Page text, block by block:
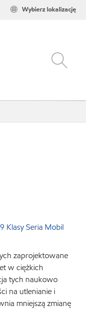
Wybierz lokalizację
Klasy Seria Mobil
zaprojektowane
w ciężkich
tych naukowo
na utlenianie i
mniejszą zmianę